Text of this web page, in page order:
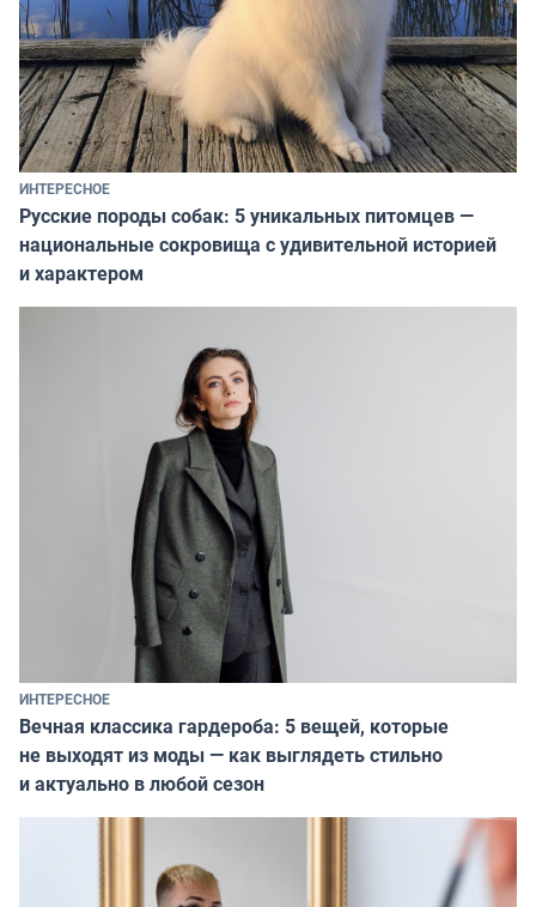
ИНТЕРЕСНОЕ
Русские породы собак: 5 уникальных питомцев —
национальные сокровища с удивительной историей
и характером
ИНТЕРЕСНОЕ
Вечная классика гардероба: 5 вещей, которые
не выходят из моды — как выглядеть стильно
и актуально в любой сезон